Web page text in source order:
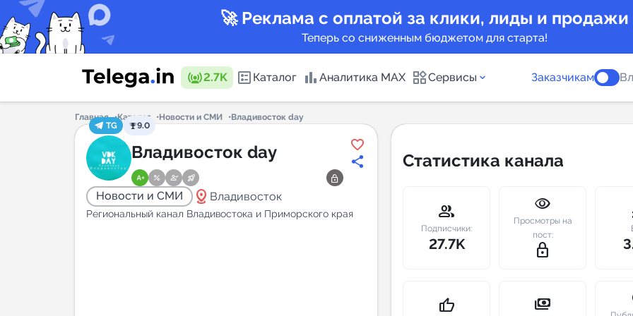
🚀 Реклама с оплатой за клики, лиды и продажи
Теперь со сниженным бюджетом для старта!
2.7K Каталог Аналитика MAX Сервисы
Каталог каналов
Горящие предложения
Индекс
Telegram
New
Заказчикам
Главная Каталог Новости и СМИ
Владивосток day
TG
9.0
Владивосток day
Новости и СМИ distance Владивосток
Региональный канал Владивостока и Приморского края
Статистика канала
group
Подписчики:
27.7K
visibility
Просмотры на
пост:
lock_outline
thumb_up payments